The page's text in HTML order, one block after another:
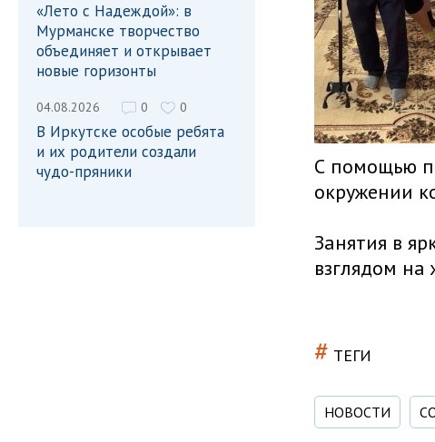
«Лето с Надеждой»: в
Мурманске творчество
объединяет и открывает
новые горизонты
04.08.2026 0 0
В Иркутске особые ребята
и их родители создали
чудо-пряники
С помощью
окружении
Занятия в
взглядом на
# ТЕГИ
НОВОСТИ